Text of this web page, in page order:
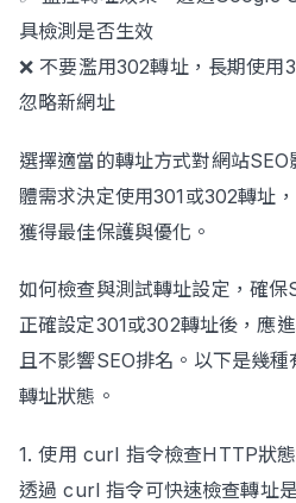
具檢測是否生效
❌ 不要濫用302轉址，長期使用
忽略新網址
選擇適當的轉址方式對網站
體需求決定使用301或302轉址
獲得最佳保護與優化。
如何檢查與測試轉址設定，確保
正確設定301或302轉址後，應
且不影響SEO排名。以下是幾
轉址狀態。
1. 使用 curl 指令檢查HTTP狀
透過 curl 指令可快速檢查轉址是